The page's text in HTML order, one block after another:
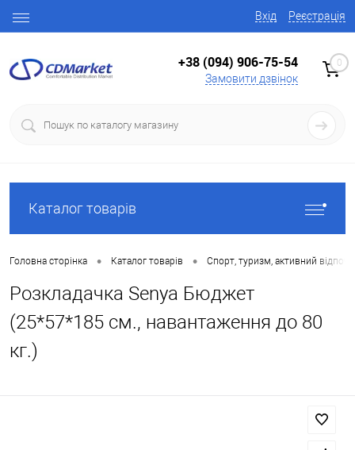
Вхід Реєстрація
+38 (094) 906-75-54
Замовити дзвінок
0
Каталог товарів
Головна сторінка • Каталог товарів • Спорт, туризм, активний
Розкладачка Senya Бюджет
(25*57*185 см., навантаження до 80
кг.)